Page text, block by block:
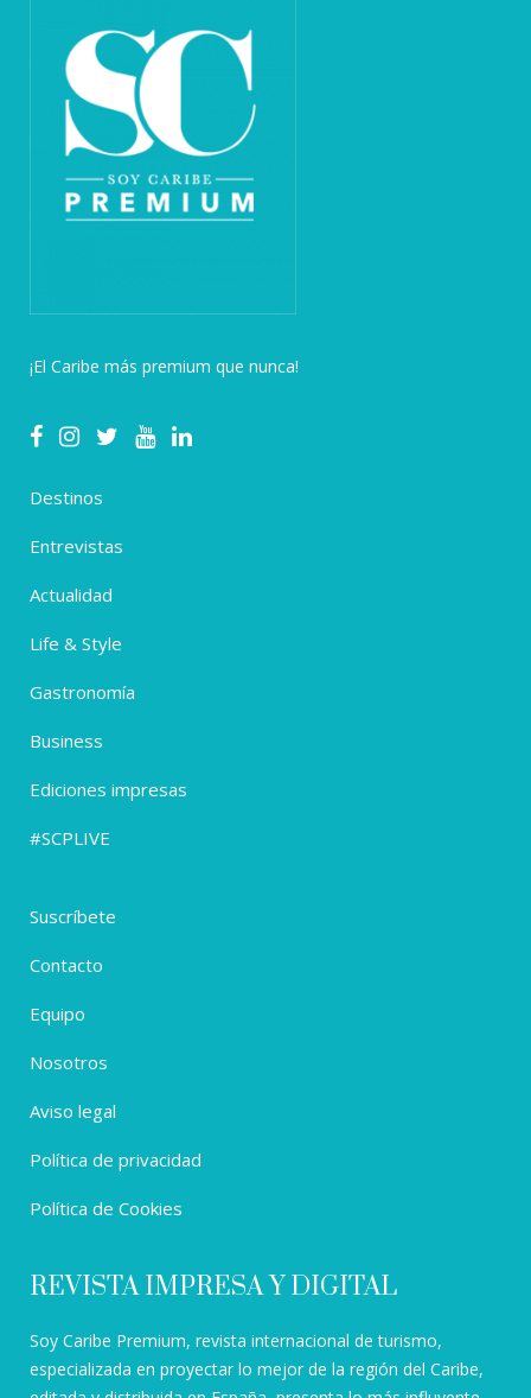
¡El Caribe más premium que nunca!
Destinos
Entrevistas
Actualidad
Life & Style
Gastronomía
Business
Ediciones impresas
#SCPLIVE
Suscríbete
Contacto
Equipo
Nosotros
Aviso legal
Política de privacidad
Política de Cookies
REVISTA IMPRESA Y DIGITAL
Soy Caribe Premium, revista internacional de turismo,
especializada en proyectar lo mejor de la región del Caribe,